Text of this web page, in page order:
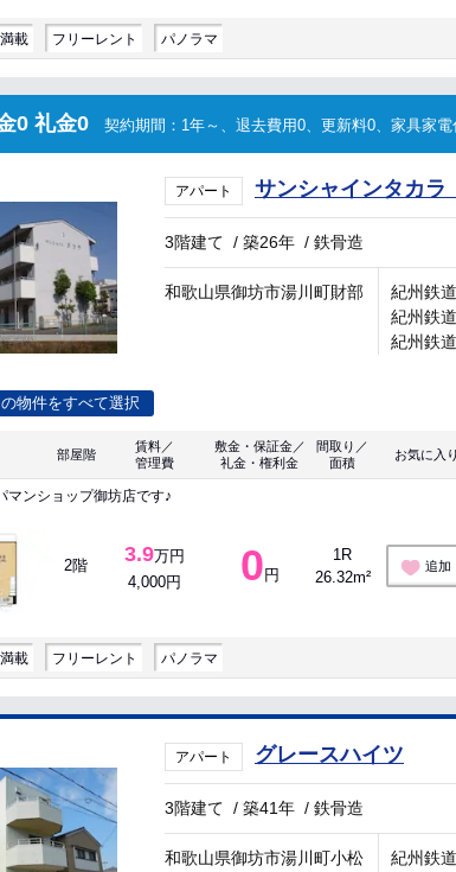
載 フリーレント パノラマ
0 礼金0 契約期間：1年～、退去費用0、更新料0、家具家
アパート サンシャインタカラⅠ
3階建て /築26年 /鉄骨造
和歌山県御坊市湯川町財部
紀州鉄
紀州鉄
紀州鉄
物件をすべて選択
部屋階
賃料／
管理費
敷金・保証金／
礼金・権利金
間取り／
面積
お気に入り
マンショップ御坊店です♪
2階 3.9万円
4,000円
0 円
1R
26.32m²
追加
載 フリーレント パノラマ
アパート グレースハイツ
3階建て /築41年 /鉄骨造
和歌山県御坊市湯川町小松
紀州鉄